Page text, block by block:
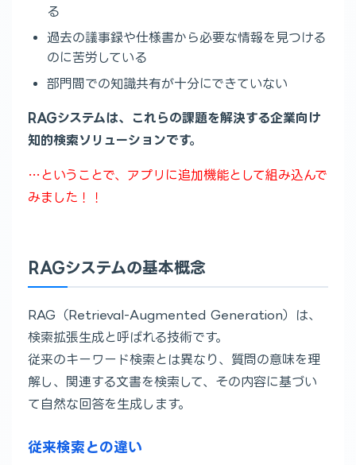
る
過去の議事録や仕様書から必要な情報を見つける
のに苦労している
部門間での知識共有が十分にできていない
RAGシステムは、これらの課題を解決する企業向け
知的検索ソリューションです。
…ということで、アプリに追加機能として組み込んで
みました！！
RAGシステムの基本概念
RAG（Retrieval-Augmented Generation）は、
検索拡張生成と呼ばれる技術です。
従来のキーワード検索とは異なり、質問の意味を理
解し、関連する文書を検索して、その内容に基づい
て自然な回答を生成します。
従来検索との違い